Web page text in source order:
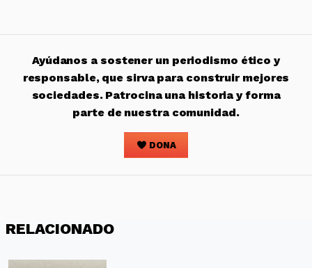
Ayúdanos a sostener un periodismo ético y
responsable, que sirva para construir mejores
sociedades. Patrocina una historia y forma
parte de nuestra comunidad.
DONA
RELACIONADO